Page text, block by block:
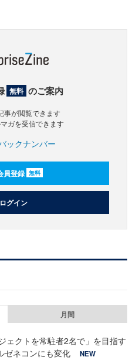
無料 のご案内
事が閲覧できます
ガを受信できます
ックナンバー
員登録 無料
ログイン
月間
ェクトを常駐者2名で」を目指す
ゼネコンにも変化
NEW